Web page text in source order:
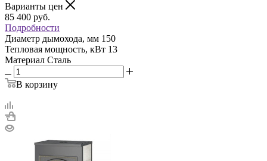
Варианты цен
85 400 руб.
Подробности
Диаметр дымохода, мм 150
Тепловая мощность, кВт 13
Материал Сталь
В корзину